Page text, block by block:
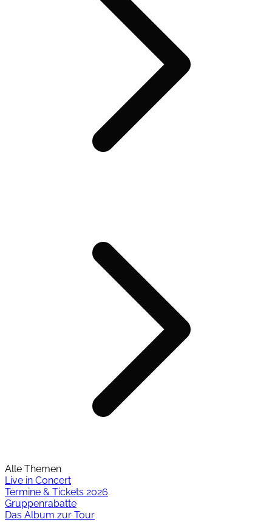
Alle Themen
Live in Concert
Termine & Tickets 2026
Gruppenrabatte
Das Album zur Tour